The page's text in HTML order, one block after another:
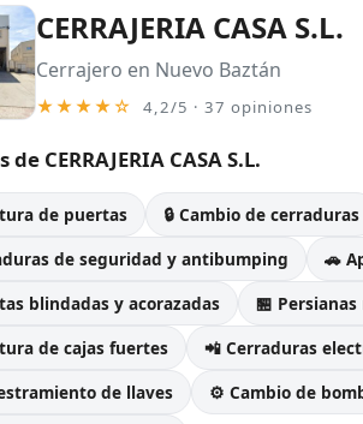
CERRAJERIA CASA S.L.
Cerrajero en Nuevo Baztán
★★★★☆ 4,2/5 · 37 opiniones
de CERRAJERIA CASA S.L.
de puertas 🔒 Cambio de cerraduras
de seguridad y antibumping
🚗
blindadas y acorazadas
🏪
de cajas fuertes
📲 Cerraduras
de llaves
⚙️ Cambio de